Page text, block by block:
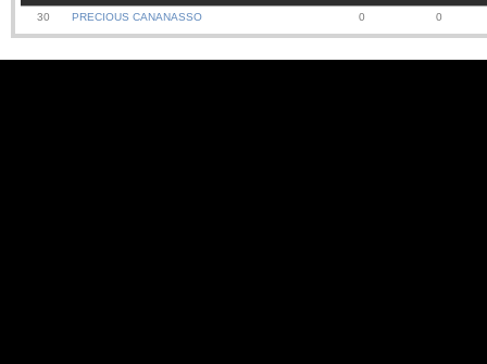
30 PRECIOUS CANANASSO 0 0